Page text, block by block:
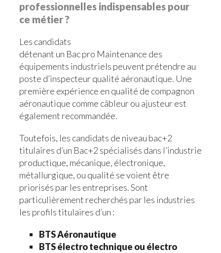
professionnelles indispensables pour
ce métier ?
Les candidats
détenant un Bac pro Maintenance des
équipements industriels peuvent prétendre au
poste d’inspecteur qualité aéronautique. Une
première expérience en qualité de compagnon
aéronautique comme câbleur ou ajusteur est
également recommandée.
Toutefois, les candidats de niveau bac+2
titulaires d’un Bac+2 spécialisés dans l’industrie
productique, mécanique, électronique,
métallurgique, ou qualité se voient être
priorisés par les entreprises. Sont
particulièrement recherchés par les industries
les profils titulaires d’un :
BTS Aéronautique
BTS électro technique ou électro